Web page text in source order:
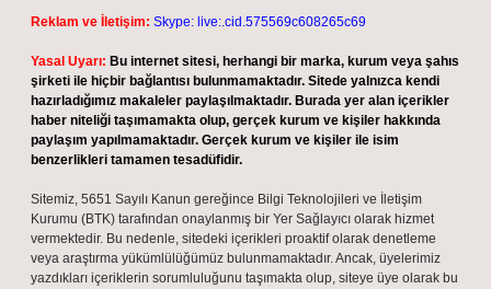
Reklam ve İletişim: Skype: live:.cid.575569c608265c69
Yasal Uyarı: Bu internet sitesi, herhangi bir marka, kurum veya şahıs
şirketi ile hiçbir bağlantısı bulunmamaktadır. Sitede yalnızca kendi
hazırladığımız makaleler paylaşılmaktadır. Burada yer alan içerikler
haber niteliği taşımamakta olup, gerçek kurum ve kişiler hakkında
paylaşım yapılmamaktadır. Gerçek kurum ve kişiler ile isim
benzerlikleri tamamen tesadüfidir.
Sitemiz, 5651 Sayılı Kanun gereğince Bilgi Teknolojileri ve İletişim
Kurumu (BTK) tarafından onaylanmış bir Yer Sağlayıcı olarak hizmet
vermektedir. Bu nedenle, sitedeki içerikleri proaktif olarak denetleme
veya araştırma yükümlülüğümüz bulunmamaktadır. Ancak, üyelerimiz
yazdıkları içeriklerin sorumluluğunu taşımakta olup, siteye üye olarak bu